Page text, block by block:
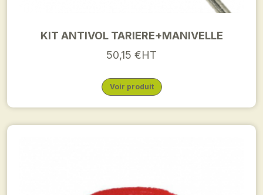
KIT ANTIVOL TARIERE+MANIVELLE
50,15 €HT
Voir produit